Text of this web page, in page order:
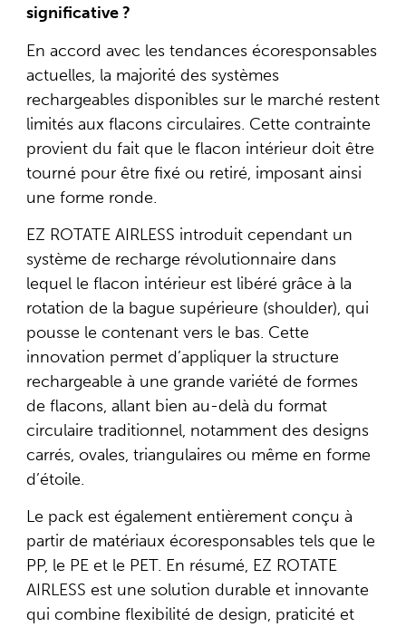
significative ?
En accord avec les tendances écoresponsables
actuelles, la majorité des systèmes
rechargeables disponibles sur le marché restent
limités aux flacons circulaires. Cette contrainte
provient du fait que le flacon intérieur doit être
tourné pour être fixé ou retiré, imposant ainsi
une forme ronde.
EZ ROTATE AIRLESS introduit cependant un
système de recharge révolutionnaire dans
lequel le flacon intérieur est libéré grâce à la
rotation de la bague supérieure (shoulder), qui
pousse le contenant vers le bas. Cette
innovation permet d’appliquer la structure
rechargeable à une grande variété de formes
de flacons, allant bien au-delà du format
circulaire traditionnel, notamment des designs
carrés, ovales, triangulaires ou même en forme
d’étoile.
Le pack est également entièrement conçu à
partir de matériaux écoresponsables tels que le
PP, le PE et le PET. En résumé, EZ ROTATE
AIRLESS est une solution durable et innovante
qui combine flexibilité de design, praticité et